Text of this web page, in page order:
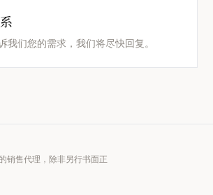
我们您的需求，我们将尽快回复。
销售代理，除非另行书面正